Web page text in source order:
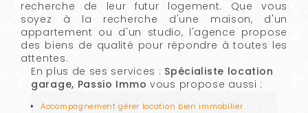
recherche de leur futur logement. Que vous
soyez à la recherche d'une maison, d'un
appartement ou d'un studio, l'agence propose
des biens de qualité pour répondre à toutes les
attentes.
En plus de ses services : Spécialiste location
garage, Passio Immo vous propose aussi :
Accompagnement gérer location bien immobilier